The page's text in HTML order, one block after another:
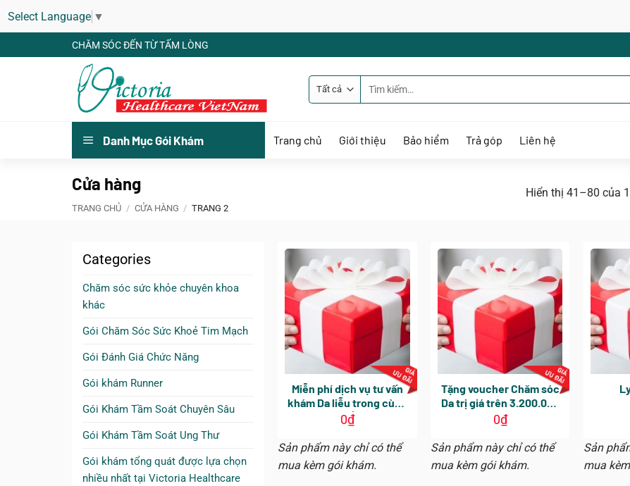
Select Language ▼
qua
CHĂM SÓC ĐẾN TỪ TẤM LÒNG
kiếm:
Danh Mục Gói Khám Trang chủ Giới thiệu Bảo hiểm Trả góp Liên hệ
Cửa hàng
TRANG CHỦ / CỬA HÀNG / TRANG 2
Hiển thị 41–80 của
Categories
Chăm sóc sức khỏe chuyên khoa
khác
Gói Chăm Sóc Sức Khoẻ Tim Mạch
Gói Đánh Giá Chức Năng
Gói khám Runner
Gói Khám Tầm Soát Chuyên Sâu
Gói Khám Tầm Soát Ung Thư
Gói khám tổng quát được lựa chọn
nhiều nhất tại Victoria Healthcare
Miễn phí dịch vụ tư vấn
khám Da liễu trong cùng
ngày khám (Áp dụng tại
CN Đinh Tiên Hoàng)
0₫
Sản phẩm này chỉ có thể
mua kèm gói khám.
Tặng voucher Chăm sóc
Da trị giá trên 3.200.000
VNĐ
0₫
Sản phẩm này chỉ có thể
mua kèm gói khám.
Sản
mua